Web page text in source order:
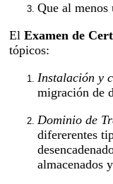
Que al menos
El Examen de
tópicos:
Instalación y
migración de
Dominio de
difererentes
almacenados